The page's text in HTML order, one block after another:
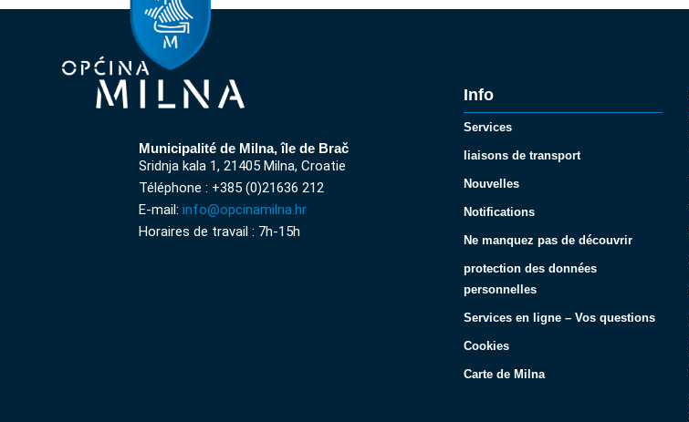
Municipalité de Milna, île de Brač
Sridnja kala 1, 21405 Milna, Croatie
Téléphone : +385 (0)21636 212
E-mail: info@opcinamilna.hr
Horaires de travail : 7h-15h
Info
Services
liaisons de transport
Nouvelles
Notifications
Ne manquez pas de découvrir
protection des données
personnelles
Services en ligne – Vos questions
Cookies
Carte de Milna